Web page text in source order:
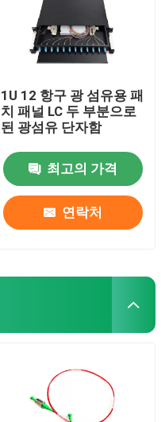
1U 12 항구 광 섬유용 패
치 패널 LC 두 부분으로
된 광섬유 단자함
최고의 가격
연락처